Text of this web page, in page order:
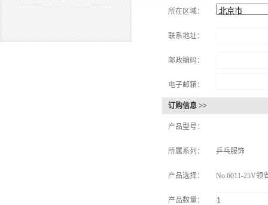
所在区域：
联系地址：
邮政编码：
电子邮箱：
订购信息 >>
产品型号：
所属系列： 乒乓服饰
产品选择： No.6011-25V领
产品数量：